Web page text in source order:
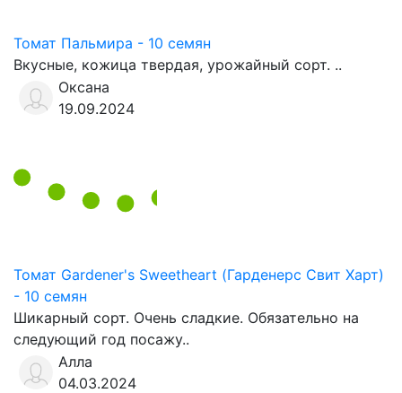
Томат Пальмира - 10 семян
Вкусные, кожица твердая, урожайный сорт. ..
Оксана
19.09.2024
Томат Gardener's Sweetheart (Гарденерс Свит Харт)
- 10 семян
Шикарный сорт. Очень сладкие. Обязательно на
следующий год посажу..
Алла
04.03.2024